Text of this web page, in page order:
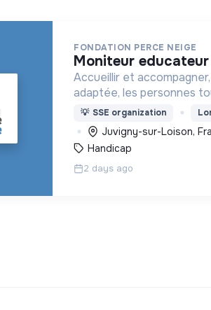
FONDATION PERCE NEIGE
moniteur
Accueillir et
adaptée, les personnes
déficience mentale, un
ou psychique
💡 SSE organization
Juvigny-sur-Loison,
Handicap
2 days ago